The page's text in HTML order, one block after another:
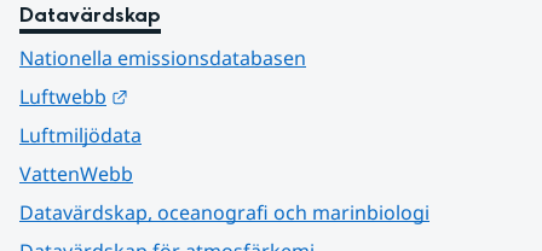
Datavärdskap
Nationella emissionsdatabasen
Luftwebb
Luftmiljödata
VattenWebb
Datavärdskap, oceanografi och marinbiologi